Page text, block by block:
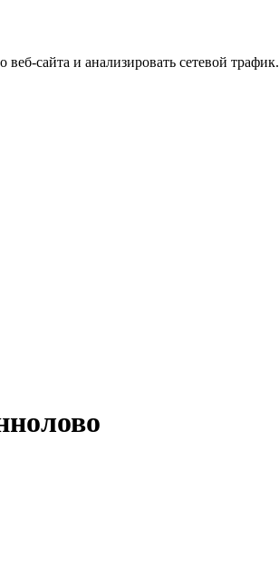
сайта и анализировать сетевой трафик.